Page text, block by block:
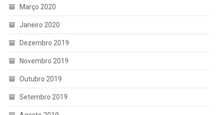
Março 2020
Janeiro 2020
Dezembro 2019
Novembro 2019
Outubro 2019
Setembro 2019